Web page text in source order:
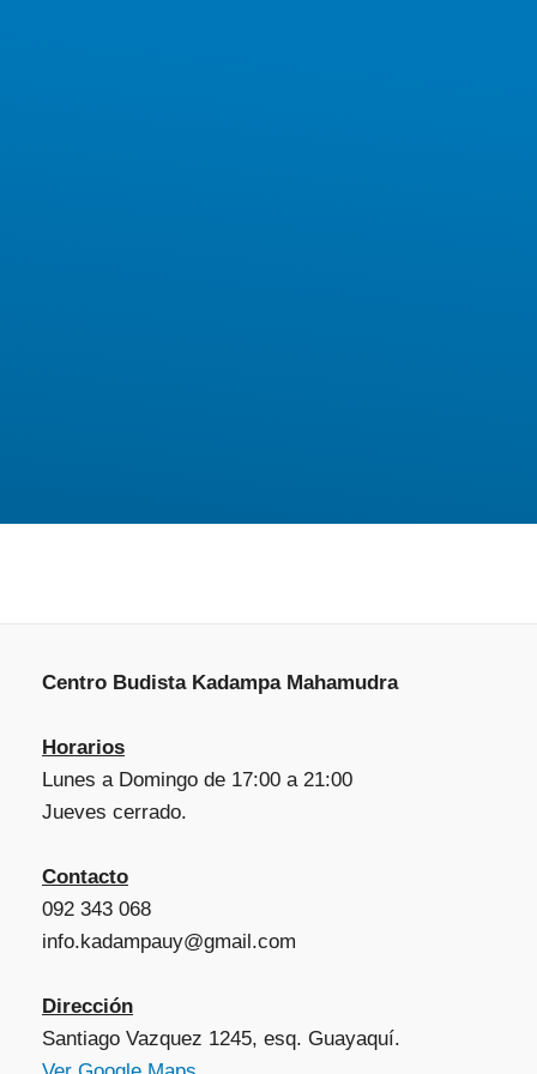
Centro Budista Kadampa Mahamudra
Horarios
Lunes a Domingo de 17:00 a 21:00
Jueves cerrado.
Contacto
092 343 068
info.kadampauy@gmail.com
Dirección
Santiago Vazquez 1245, esq. Guayaquí.